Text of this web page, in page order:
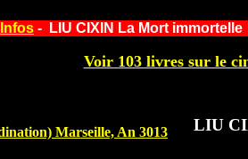
Infos - LIU CIXIN La Mort immortelle
Voir 103 livres sur le
Marseille, An 3013
LIU